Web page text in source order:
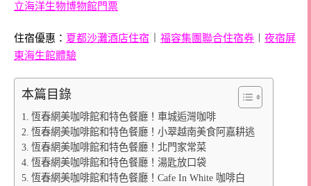
立海洋生物博物館門票
住宿優惠： 夏都沙灘酒店住宿 福容集團聯合住宿券
夜宿屏
東海生館體驗
本篇目錄
恆春網美咖啡館和特色餐廳！車城逅灣咖啡
恆春網美咖啡館和特色餐廳！小翠越南美食阿嘉耕逃
恆春網美咖啡館和特色餐廳！北門家常菜
恆春網美咖啡館和特色餐廳！湯匙放口袋
恆春網美咖啡館和特色餐廳！Cafe In White 咖啡白